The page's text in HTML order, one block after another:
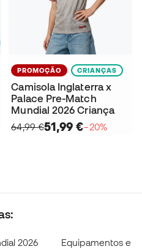
PROMOÇÃO CRIANÇAS
Camisola Inglaterra x
Palace Pre-Match
Mundial 2026 Criança
64,99 €51,99 €−20%
2026 Equipamentos e